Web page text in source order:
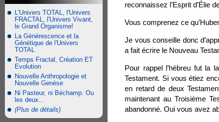
L'Univers TOTAL, l'Univers
FRACTAL, l'Univers Vivant,
le Grand Organisme!
La Générescence et la
Génétique de l'Univers
TOTAL
Temps Fractal, Création ET
Evolution
Nouvelle Anthropologie et
Nouvelle Genèse
Ni Pasteur, ni Béchamp. Ou
les deux...
(Plus de détails)
reconnaissez l’Esprit d’Élie
Vous comprenez ce
Je vous conseille donc
a fait écrire le Nouveau
Pour rappel l’hébreu fut la
Testament. Si vous étiez
en retard de deux
maintenant au Troisième
abandonné. Oui vous avez